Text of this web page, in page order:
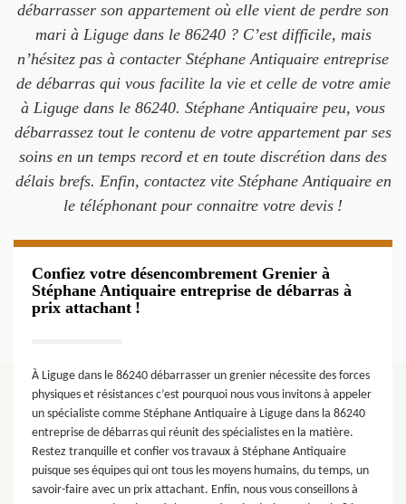
débarrasser son appartement où elle vient de perdre son
mari à Liguge dans le 86240 ? C’est difficile, mais
n’hésitez pas à contacter Stéphane Antiquaire entreprise
de débarras qui vous facilite la vie et celle de votre amie
à Liguge dans le 86240. Stéphane Antiquaire peu, vous
débarrassez tout le contenu de votre appartement par ses
soins en un temps record et en toute discrétion dans des
délais brefs. Enfin, contactez vite Stéphane Antiquaire en
le téléphonant pour connaitre votre devis !
Confiez votre désencombrement Grenier à
Stéphane Antiquaire entreprise de débarras à
prix attachant !
À Liguge dans le 86240 débarrasser un grenier nécessite des forces
physiques et résistances c’est pourquoi nous vous invitons à appeler
un spécialiste comme Stéphane Antiquaire à Liguge dans la 86240
entreprise de débarras qui réunit des spécialistes en la matière.
Restez tranquille et confier vos travaux à Stéphane Antiquaire
puisque ses équipes qui ont tous les moyens humains, du temps, un
savoir-faire avec un prix attachant. Enfin, nous vous conseillons à